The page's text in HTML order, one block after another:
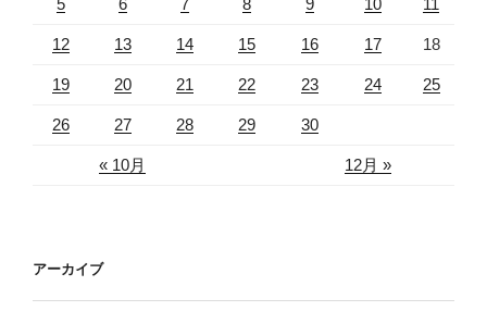
« 10月 12月 »
5 6 7 8 9 10 11
12 13 14 15 16 17 18
19 20 21 22 23 24 25
26 27 28 29 30
アーカイブ